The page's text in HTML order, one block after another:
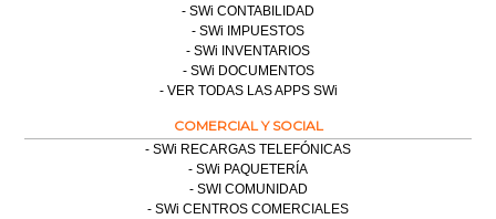
SWi CONTABILIDAD
SWi IMPUESTOS
SWi INVENTARIOS
SWi DOCUMENTOS
VER TODAS LAS APPS SWi
COMERCIAL Y SOCIAL
SWi RECARGAS TELEFÓNICAS
SWi PAQUETERÍA
SWI COMUNIDAD
SWi CENTROS COMERCIALES